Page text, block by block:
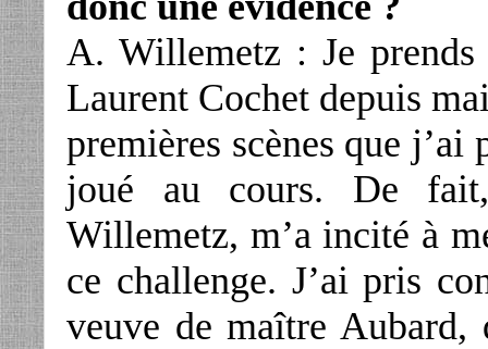
A. Willemetz : Je prends
Laurent Cochet depuis
premières scènes que j’ai
joué au cours. De
Willemetz, m’a incité à
ce challenge. J’ai pris
veuve de maître Aubard,